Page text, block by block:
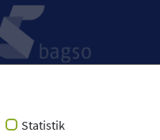
Statistik